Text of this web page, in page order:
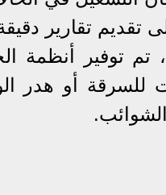
تقارير
توفير أنظمة
للسرقة أو هدر